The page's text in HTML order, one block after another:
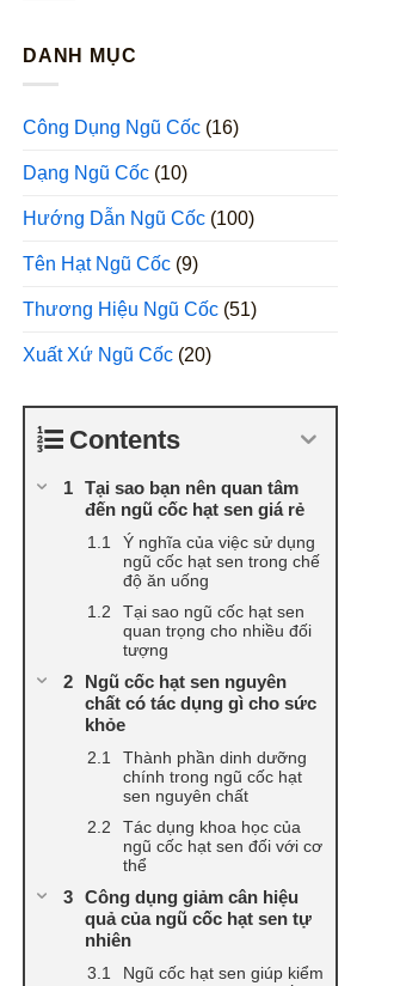
DANH MỤC
Công Dụng Ngũ Cốc (16)
Dạng Ngũ Cốc (10)
Hướng Dẫn Ngũ Cốc (100)
Tên Hạt Ngũ Cốc (9)
Thương Hiệu Ngũ Cốc (51)
Xuất Xứ Ngũ Cốc (20)
Contents
Tại sao bạn nên quan tâm
đến ngũ cốc hạt sen giá rẻ
Ý nghĩa của việc sử dụng
ngũ cốc hạt sen trong chế
độ ăn uống
Tại sao ngũ cốc hạt sen
quan trọng cho nhiều đối
tượng
Ngũ cốc hạt sen nguyên
chất có tác dụng gì cho sức
khỏe
Thành phần dinh dưỡng
chính trong ngũ cốc hạt
sen nguyên chất
Tác dụng khoa học của
ngũ cốc hạt sen đối với cơ
thể
Công dụng giảm cân hiệu
quả của ngũ cốc hạt sen tự
nhiên
Ngũ cốc hạt sen giúp kiểm